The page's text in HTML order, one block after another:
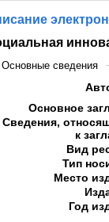
Основные сведения
Основное
Сведения,
к
Вид
Тип
Место
Год